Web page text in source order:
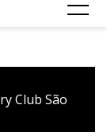
Club São